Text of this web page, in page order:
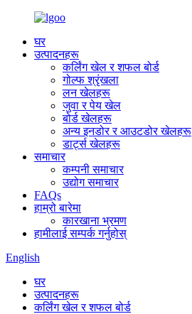
घर
उत्पादनहरू
कर्लिंग खेल र शफल बोर्ड
गोल्फ श्रृंखला
लन खेलहरू
जुवा र पेय खेल
बोर्ड खेलहरू
अन्य इनडोर र आउटडोर खेलहरू
डार्ट्स खेलहरू
समाचार
कम्पनी समाचार
उद्योग समाचार
FAQs
हाम्रो बारेमा
कारखाना भ्रमण
हामीलाई सम्पर्क गर्नुहोस्
English
घर
उत्पादनहरू
कर्लिंग खेल र शफल बोर्ड